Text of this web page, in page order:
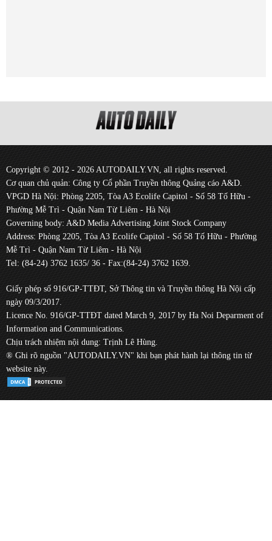
Copyright © 2012 - 2026 AUTODAILY.VN, all rights reserved.
Cơ quan chủ quản: Công ty Cổ phần Truyền thông Quảng cáo A&D.
VPGD Hà Nội: Phòng 2205, Tòa A3 Ecolife Capitol - Số 58 Tố Hữu -
Phường Mễ Trì - Quận Nam Từ Liêm - Hà Nội
Governing body: A&D Media Advertising Joint Stock Company
Address: Phòng 2205, Tòa A3 Ecolife Capitol - Số 58 Tố Hữu - Phường
Mễ Trì - Quận Nam Từ Liêm - Hà Nội
Tel: (84-24) 3762 1635/ 36 - Fax:(84-24) 3762 1639.
Giấy phép số 916/GP-TTĐT, Sở Thông tin và Truyền thông Hà Nội cấp
ngày 09/3/2017.
Licence No. 916/GP-TTĐT dated March 9, 2017 by Ha Noi Deparment of
Information and Communications.
Chịu trách nhiệm nội dung: Trịnh Lê Hùng.
® Ghi rõ nguồn "AUTODAILY.VN" khi bạn phát hành lại thông tin từ
website này.